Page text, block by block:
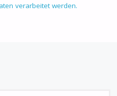
verarbeitet werden.